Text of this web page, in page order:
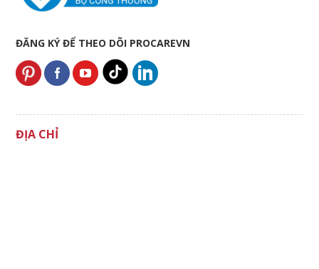
ĐĂNG KÝ ĐỂ THEO DÕI PROCAREVN
ĐỊA CHỈ